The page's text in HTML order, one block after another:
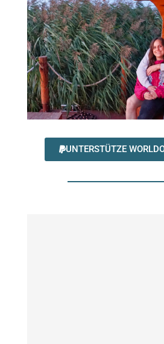
UNTERSTÜTZE